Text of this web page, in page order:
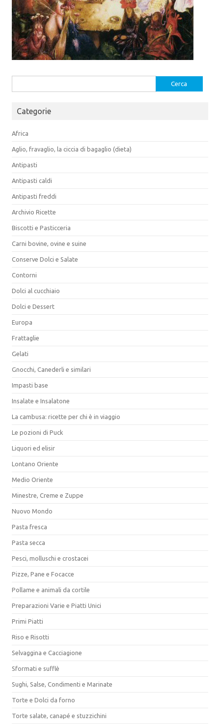
per:
Categorie
Africa
Aglio, fravaglio, la ciccia di bagaglio (dieta)
Antipasti
Antipasti caldi
Antipasti freddi
Archivio Ricette
Biscotti e Pasticceria
Carni bovine, ovine e suine
Conserve Dolci e Salate
Contorni
Dolci al cucchiaio
Dolci e Dessert
Europa
Frattaglie
Gelati
Gnocchi, Canederli e similari
Impasti base
Insalate e Insalatone
La cambusa: ricette per chi è in viaggio
Le pozioni di Puck
Liquori ed elisir
Lontano Oriente
Medio Oriente
Minestre, Creme e Zuppe
Nuovo Mondo
Pasta fresca
Pasta secca
Pesci, molluschi e crostacei
Pizze, Pane e Focacce
Pollame e animali da cortile
Preparazioni Varie e Piatti Unici
Primi Piatti
Riso e Risotti
Selvaggina e Cacciagione
Sformati e sufflè
Sughi, Salse, Condimenti e Marinate
Torte e Dolci da forno
Torte salate, canapé e stuzzichini